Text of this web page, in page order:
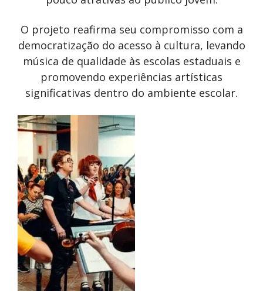
O projeto reafirma seu compromisso com a
democratização do acesso à cultura, levando
música de qualidade às escolas estaduais e
promovendo experiências artísticas
significativas dentro do ambiente escolar.